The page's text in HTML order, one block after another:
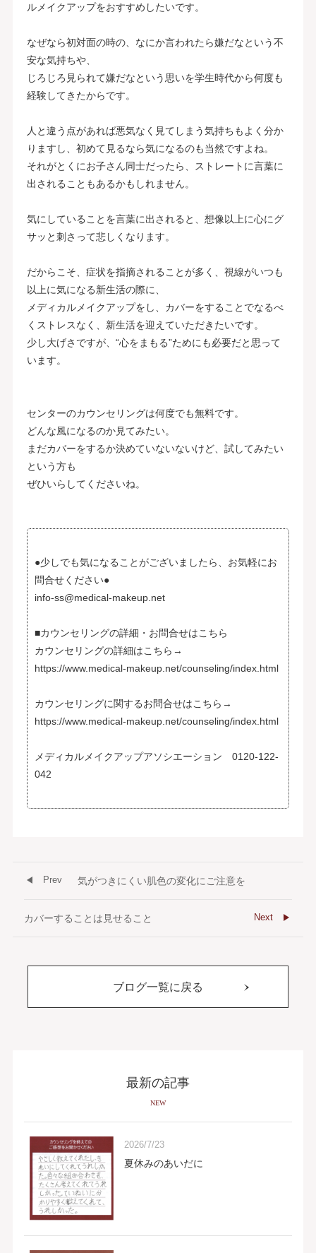
ルメイクアップをおすすめしたいです。
なぜなら初対面の時の、なにか言われたら嫌だなという不
安な気持ちや、
じろじろ見られて嫌だなという思いを学生時代から何度も
経験してきたからです。
人と違う点があれば悪気なく見てしまう気持ちもよく分か
りますし、初めて見るなら気になるのも当然ですよね。
それがとくにお子さん同士だったら、ストレートに言葉に
出されることもあるかもしれません。
気にしていることを言葉に出されると、想像以上に心にグ
サッと刺さって悲しくなります。
だからこそ、症状を指摘されることが多く、視線がいつも
以上に気になる新生活の際に、
メディカルメイクアップをし、カバーをすることでなるべ
くストレスなく、新生活を迎えていただきたいです。
少し大げさですが、“心をまもる”ためにも必要だと思って
います。
センターのカウンセリングは何度でも無料です。
どんな風になるのか見てみたい。
まだカバーをするか決めていないないけど、試してみたい
という方も
ぜひいらしてくださいね。
●少しでも気になることがございましたら、お気軽にお
問合せください●
info-ss@medical-makeup.net
■カウンセリングの詳細・お問合せはこちら
カウンセリングの詳細はこちら→
https://www.medical-makeup.net/counseling/index.html
カウンセリングに関するお問合せはこちら→
https://www.medical-makeup.net/counseling/index.html
メディカルメイクアップアソシエーション 0120-122-
042
気がつきにくい肌色の変化にご注意を
Prev
カバーすることは見せること Next
ブログ一覧に戻る
最新の記事
NEW
2026/7/23
夏休みのあいだに